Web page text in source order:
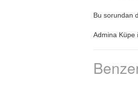
Bu sorundan
Admina Küpe